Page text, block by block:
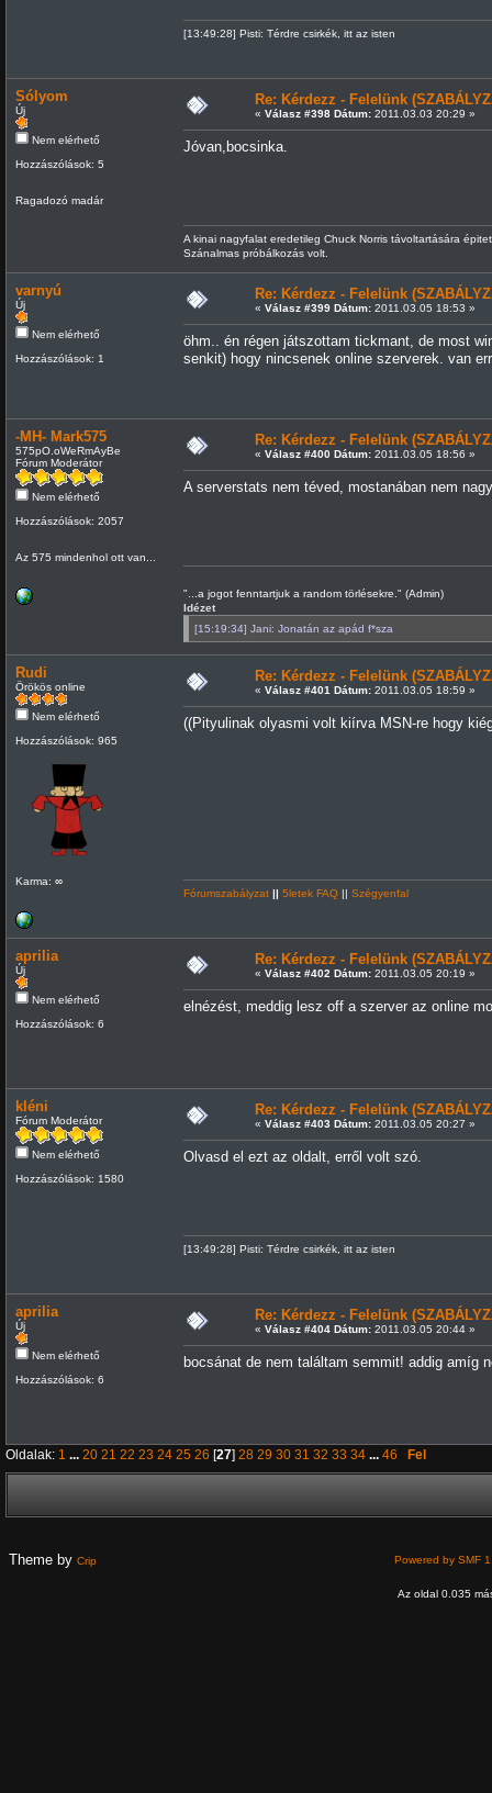
[13:49:28] Pisti: Térdre csirkék, itt az isten
Sólyom
Új
Nem elérhető
Hozzászólások: 5
Ragadozó madár
Re: Kérdezz - Felelünk
« Válasz #398 Dátum:2011.03.03 20:29 »
Jóvan,bocsinka.
A kinai nagyfalat eredetileg Chuck Norris távoltartására
Szánalmas próbálkozás volt.
varnyú
Új
Nem elérhető
Hozzászólások: 1
Re: Kérdezz - Felelünk
« Válasz #399 Dátum:2011.03.05 18:53 »
öhm.. én régen játszottam tickmant, de most
senkit) hogy nincsenek online szerverek. van
-MH- Mark575
575pO.oWeRmAyBe
Fórum Moderátor
Nem elérhető
Hozzászólások: 2057
Az 575 mindenhol ott van...
Re: Kérdezz - Felelünk
« Válasz #400 Dátum:2011.03.05 18:56 »
A serverstats nem téved, mostanában nem
"...a jogot fenntartjuk a random törlésekre." (Admin)
Idézet
[15:19:34] Jani: Jonatán az apád f*sza
Rudi
Örökös online
Nem elérhető
Hozzászólások: 965
Karma: ∞
Re: Kérdezz - Felelünk
« Válasz #401 Dátum:2011.03.05 18:59 »
((Pityulinak olyasmi volt kiírva MSN-re hogy
Fórumszabályzat || 5letek FAQ|| Szégyenfal
aprilia
Új
Nem elérhető
Hozzászólások: 6
Re: Kérdezz - Felelünk
« Válasz #402 Dátum:2011.03.05 20:19 »
elnézést, meddig lesz off a szerver az online
kléni
Fórum Moderátor
Nem elérhető
Hozzászólások: 1580
Re: Kérdezz - Felelünk
« Válasz #403 Dátum:2011.03.05 20:27 »
Olvasd el ezt az oldalt, erről volt szó.
[13:49:28] Pisti: Térdre csirkék, itt az isten
aprilia
Új
Nem elérhető
Hozzászólások: 6
Re: Kérdezz - Felelünk
« Válasz #404 Dátum:2011.03.05 20:44 »
bocsánat de nem találtam semmit! addig amíg
Oldalak: 1 ... 20 21 22 23 24 25 26 [27] 28 29 30 31 32 33 34 ... 46 Fel
Theme by Crip Powered by SMF
Az oldal 0.035